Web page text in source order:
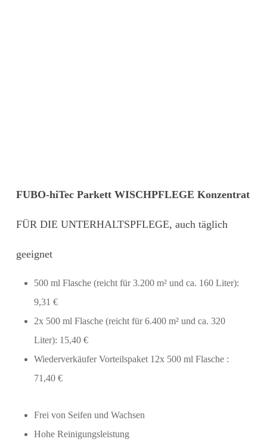
FUBO-hiTec Parkett WISCHPFLEGE Konzentrat
FÜR DIE UNTERHALTSPFLEGE, auch täglich
geeignet
500 ml Flasche (reicht für 3.200 m² und ca. 160 Liter):
9,31 €
2x 500 ml Flasche (reicht für 6.400 m² und ca. 320
Liter): 15,40 €
Wiederverkäufer Vorteilspaket 12x 500 ml Flasche :
71,40 €
Frei von Seifen und Wachsen
Hohe Reinigungsleistung